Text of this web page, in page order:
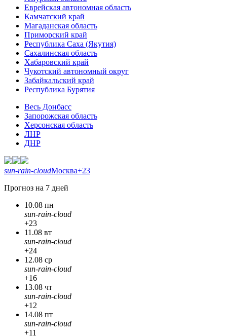
Еврейская автономная область
Камчатский край
Магаданская область
Приморский край
Республика Саха (Якутия)
Сахалинская область
Хабаровский край
Чукотский автономный округ
Забайкальский край
Республика Бурятия
Весь Донбасс
Запорожская область
Херсонская область
ЛНР
ДНР
sun-rain-cloudМосква+23
Прогноз на 7 дней
10.08 пн
sun-rain-cloud
+23
11.08 вт
sun-rain-cloud
+24
12.08 ср
sun-rain-cloud
+16
13.08 чт
sun-rain-cloud
+12
14.08 пт
sun-rain-cloud
+11